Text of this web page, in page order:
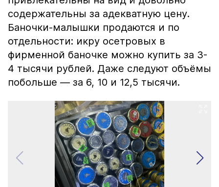
содержательны за адекватную цену.
Баночки-малышки продаются и по
отдельности: икру осетровых в
фирменной баночке можно купить за 3-
4 тысячи рублей. Даже следуют объёмы
побольше — за 6, 10 и 12,5 тысячи.